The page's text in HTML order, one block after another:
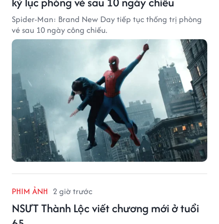
Spider-Man: Brand New Day tiếp tục thống trị phòng
vé sau 10 ngày công chiếu.
PHIM ẢNH 2 giờ trước
NSƯT Thành Lộc viết chương mới ở tuổi